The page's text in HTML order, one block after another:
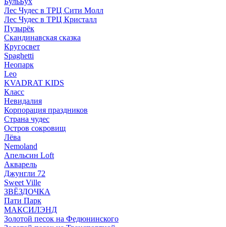
Лес Чудес в ТРЦ Сити Молл
Лес Чудес в ТРЦ Кристалл
Пузырëк
Скандинавская сказка
Кругосвет
Spaghetti
Неопарк
Leo
KVADRAT KIDS
Класс
Невидалия
Корпорация праздников
Страна чудес
Остров сокровищ
Лёва
Nemoland
Апельсин Loft
Акварель
Джунгли 72
Sweet Ville
ЗВЁЗДОЧКА
Пати Парк
МАКСИЛЭНД
Золотой песок на Федюнинского